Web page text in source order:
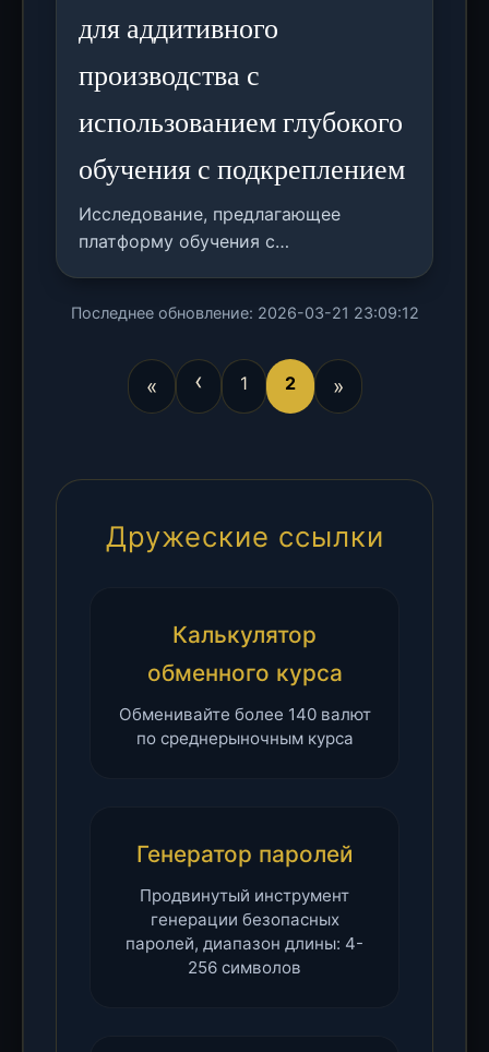
для аддитивного
производства с
использованием глубокого
обучения с подкреплением
Исследование, предлагающее
платформу обучения с
построения траекторий в
производстве, преодолевая
проблемы высокоразмерного
Последнее обновление: 2026-03-21 23:09:12
« ‹ 1 2 »
Дружеские ссылки
Калькулятор
обменного курса
Обменивайте более 140 валют
по среднерыночным курса
Генератор паролей
Продвинутый инструмент
генерации безопасных
паролей, диапазон длины: 4-
256 символов